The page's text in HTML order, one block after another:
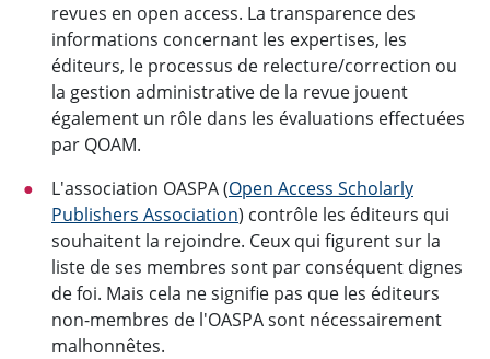
revues en open access. La transparence des
informations concernant les expertises, les
éditeurs, le processus de relecture/correction ou
la gestion administrative de la revue jouent
également un rôle dans les évaluations effectuées
par QOAM.
L'association OASPA (Open Access Scholarly
Publishers Association) contrôle les éditeurs qui
souhaitent la rejoindre. Ceux qui figurent sur la
liste de ses membres sont par conséquent dignes
de foi. Mais cela ne signifie pas que les éditeurs
non-membres de l'OASPA sont nécessairement
malhonnêtes.